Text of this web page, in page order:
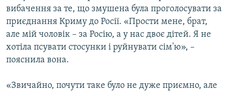
вибачення за те, що змушена була проголосувати за
приєднання Криму до Росії. «Прости мене, брат,
але мій чоловік – за Росію, а у нас двоє дітей. Я не
хотіла псувати стосунки і руйнувати сім'ю», –
пояснила вона.
«Звичайно, почути таке було не дуже приємно, але